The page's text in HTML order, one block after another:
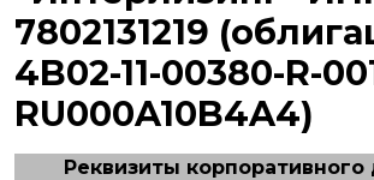
7802131219
4B02-11-00380-R-
RU000A10B4A4)
Реквизиты корпоративного